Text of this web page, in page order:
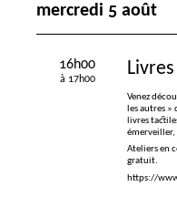
mercredi 5 août
16h00
à 17h00
Venez
les autres »
livres
émerveiller,
Ateliers en
gratuit.
https://